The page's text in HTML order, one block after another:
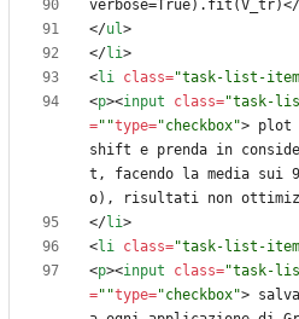
verbose=True).fit(V_tr)</
</ul>
</li>
<li class="task-list-item
<p><input class="task-
=""type="checkbox"> plot
shift e prenda in
t, facendo la media sui
o), risultati non
</li>
<li class="task-list-item
<p><input class="task-
=""type="checkbox">